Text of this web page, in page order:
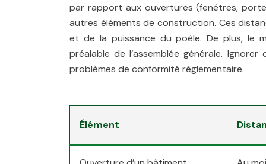
par rapport aux ouvertures (fenêtres,
autres éléments de construction. Ces
et de la puissance du poêle. De plus, le
préalable de l’assemblée générale.
problèmes de conformité réglementaire.
Élément